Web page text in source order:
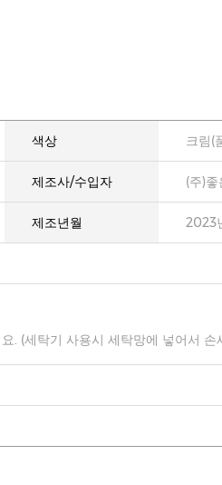
색상 크림(
제조사/수입자 (주)
제조년월 2023
. (세탁기 사용시 세탁망에 넣어서